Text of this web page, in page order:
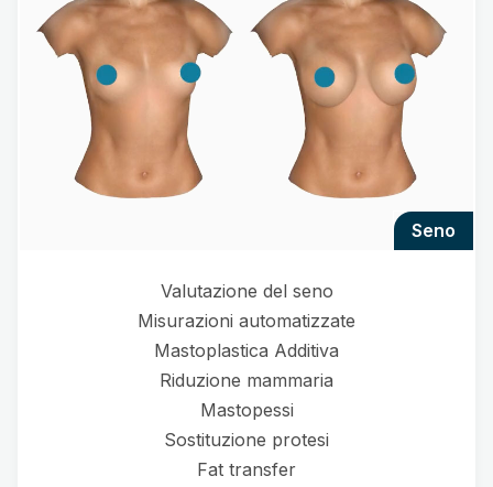
seno
Valutazione del seno
Misurazioni automatizzate
Mastoplastica Additiva
Riduzione mammaria
Mastopessi
Sostituzione protesi
Fat transfer